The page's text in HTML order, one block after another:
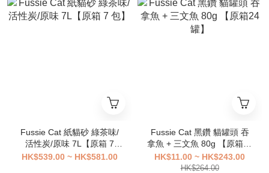
Fussie Cat 紙貓砂 綠茶味/
活性炭/原味 7L【原箱 7
包】
HK$539.00 ~ HK$581.00
Fussie Cat 黑鑽 貓罐頭 吞
拿魚 + 三文魚 80g 【原箱24
罐】
HK$11.00 ~ HK$243.00
HK$264.00